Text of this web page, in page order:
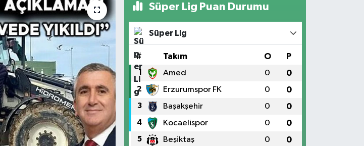
Süper Lig Puan Durumu
Süper Lig
# Takım O P
1 Amed 0 0
2 Erzurumspor FK 0 0
3 Başakşehir 0 0
4 Kocaelispor 0 0
5 Beşiktaş 0 0